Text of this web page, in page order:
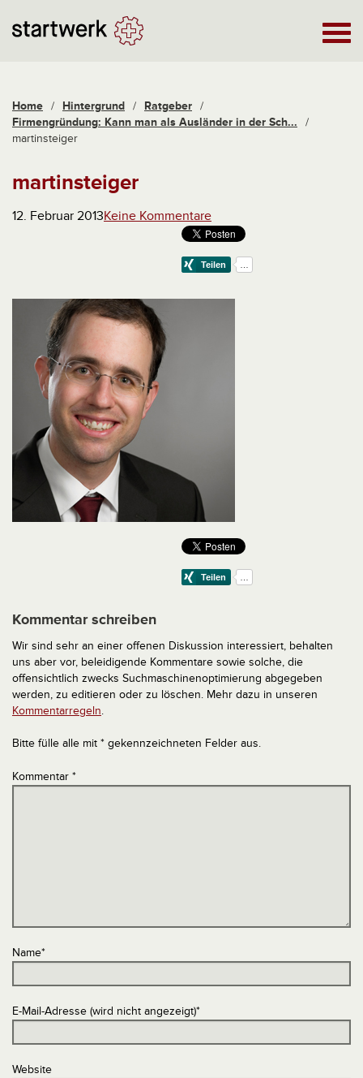
Home / Hintergrund / Ratgeber /
Firmengründung: Kann man als Ausländer in der Sch...
/
martinsteiger
martinsteiger
12. Februar 2013Keine Kommentare
Kommentar schreiben
Wir sind sehr an einer offenen Diskussion interessiert, behalten
uns aber vor, beleidigende Kommentare sowie solche, die
offensichtlich zwecks Suchmaschinenoptimierung abgegeben
werden, zu editieren oder zu löschen. Mehr dazu in unseren
Kommentarregeln.
Bitte fülle alle mit * gekennzeichneten Felder aus.
Kommentar *
Name*
E-Mail-Adresse (wird nicht angezeigt)*
Website